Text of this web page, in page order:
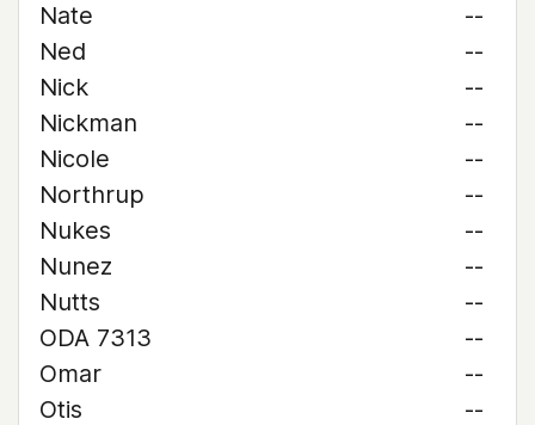
Nate
--
Ned
--
Nick
--
Nickman
--
Nicole
--
Northrup
--
Nukes
--
Nunez
--
Nutts
--
ODA 7313
--
Omar
--
Otis
--